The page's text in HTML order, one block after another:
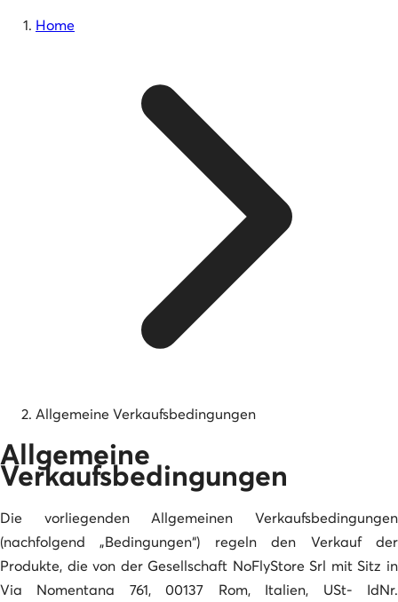
Home
Allgemeine Verkaufsbedingungen
Allgemeine
Verkaufsbedingungen
Die vorliegenden Allgemeinen Verkaufsbedingungen
(nachfolgend „Bedingungen“) regeln den Verkauf der
Produkte, die von der Gesellschaft NoFlyStore Srl mit Sitz in
Via Nomentana 761, 00137 Rom, Italien, USt- IdNr.